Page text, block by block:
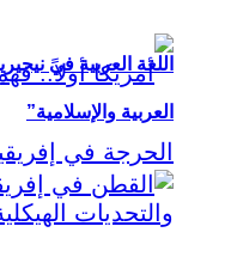
اللغة العربية في
العربية والإسلامية”